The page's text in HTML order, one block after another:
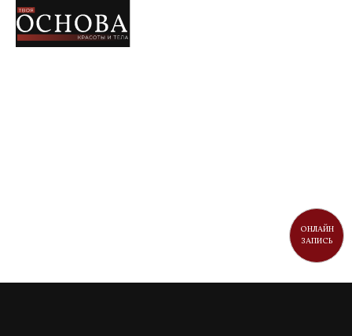
ОНЛАЙН
ЗАПИСЬ